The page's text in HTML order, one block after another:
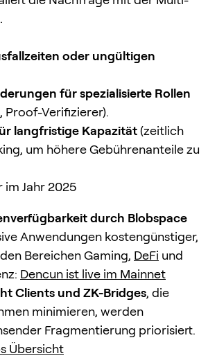
oder ungültigen
für spezialisierte Rollen
Proof-Verifizierer).
langfristige Kapazität(zeitlich
um höhere Gebührenanteile zu
Jahr 2025
durch Blobspace
Anwendungen kostengünstiger,
Bereichen Gaming, DeFi und
Dencun ist live im Mainnet
Clients und ZK-Bridges, die
minimieren, werden
Fragmentierung priorisiert.
Übersicht